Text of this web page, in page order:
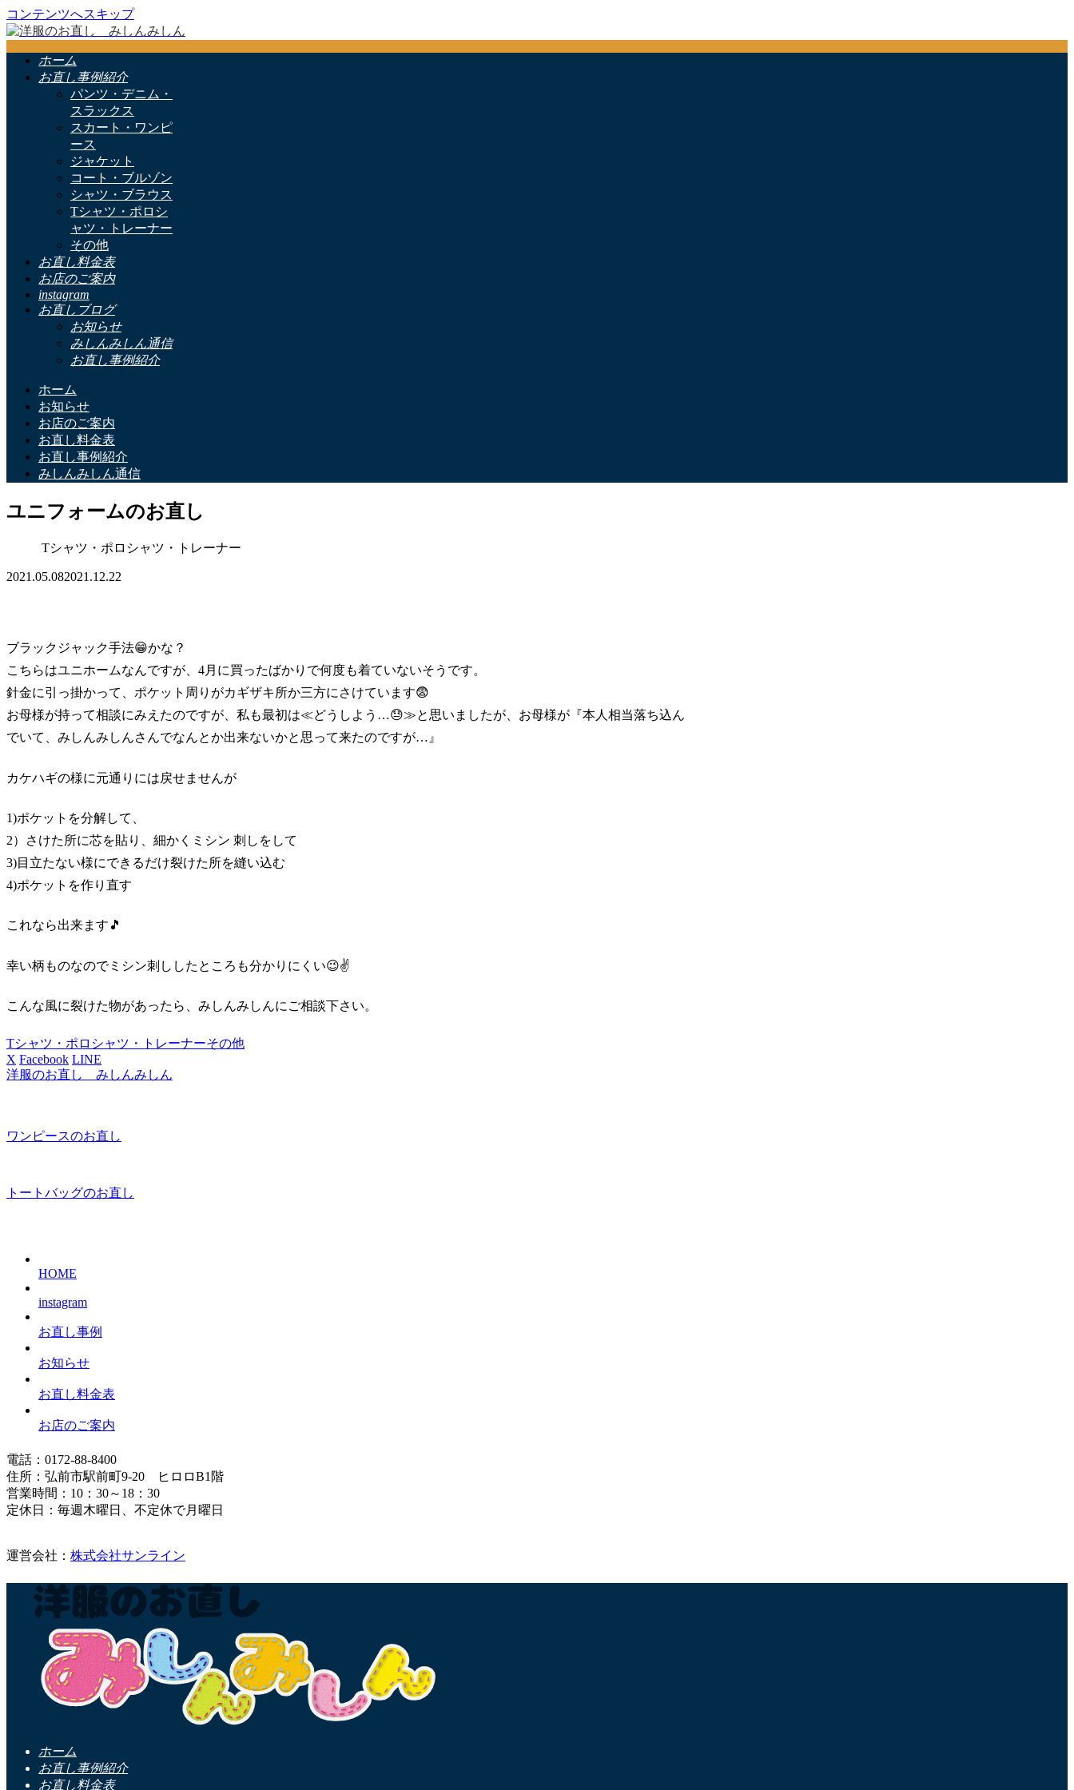
コンテンツへスキップ
ホーム
お直し事例紹介
パンツ・デニム・
スラックス
スカート・ワンピ
ース
ジャケット
コート・ブルゾン
シャツ・ブラウス
Tシャツ・ポロシ
ャツ・トレーナー
その他
お直し料金表
お店のご案内
instagram
お直しブログ
お知らせ
みしんみしん通信
お直し事例紹介
ホーム
お知らせ
お店のご案内
お直し料金表
お直し事例紹介
みしんみしん通信
ユニフォームのお直し
Tシャツ・ポロシャツ・トレーナー
2021.05.082021.12.22
ブラックジャック手法😁かな？
こちらはユニホームなんですが、4月に買ったばかりで何度も着ていないそうです。
針金に引っ掛かって、ポケット周りがカギザキ所か三方にさけています😨
お母様が持って相談にみえたのですが、私も最初は≪どうしよう…😓≫と思いましたが、お母様が『本人相当落ち込ん
でいて、みしんみしんさんでなんとか出来ないかと思って来たのですが…』
カケハギの様に元通りには戻せませんが
1)ポケットを分解して、
2）さけた所に芯を貼り、細かくミシン 刺しをして
3)目立たない様にできるだけ裂けた所を縫い込む
4)ポケットを作り直す
これなら出来ます🎵
幸い柄ものなのでミシン刺ししたところも分かりにくい😉✌️
こんな風に裂けた物があったら、みしんみしんにご相談下さい。
Tシャツ・ポロシャツ・トレーナーその他
X Facebook LINE
洋服のお直し みしんみしん
ワンピースのお直し
トートバッグのお直し
HOME
instagram
お直し事例
お知らせ
お直し料金表
お店のご案内
電話：0172-88-8400
住所：弘前市駅前町9-20 ヒロロB1階
営業時間：10：30～18：30
定休日：毎週木曜日、不定休で月曜日
運営会社： 株式会社サンライン
ホーム
お直し事例紹介
お直し料金表